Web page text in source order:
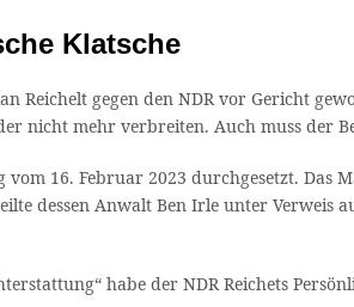
Klatsche
gegen den NDR vor Gericht
nicht mehr verbreiten. Auch muss der
vom 16. Februar 2023 durchgesetzt.
dessen Anwalt Ben Irle unter Verweis
habe der NDR Reichets